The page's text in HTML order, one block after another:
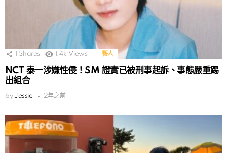
Shares 1.4k Views 藝人
NCT 泰一涉嫌性侵！SM 證實已被刑事起訴、事態嚴重踢
出組合
by Jessie 2年之前